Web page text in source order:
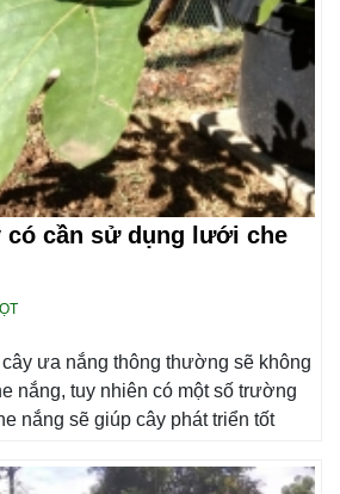
có cần sử dụng lưới che
ưa nắng thông thường sẽ không
nắng, tuy nhiên có một số trường
nắng sẽ giúp cây phát triển tốt